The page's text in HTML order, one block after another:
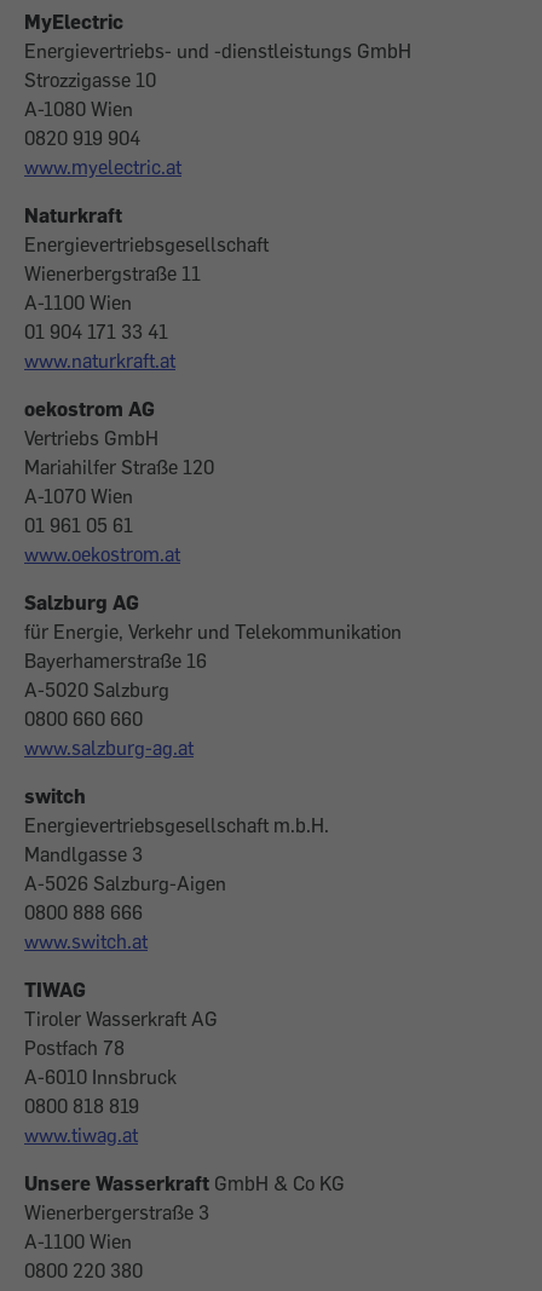
MyElectric
Energievertriebs- und -dienstleistungs GmbH
Strozzigasse 10
A-1080 Wien
0820 919 904
www.myelectric.at
Naturkraft
Energievertriebsgesellschaft
Wienerbergstraße 11
A-1100 Wien
01 904 171 33 41
www.naturkraft.at
oekostrom AG
Vertriebs GmbH
Mariahilfer Straße 120
A-1070 Wien
01 961 05 61
www.oekostrom.at
Salzburg AG
für Energie, Verkehr und Telekommunikation
Bayerhamerstraße 16
A-5020 Salzburg
0800 660 660
www.salzburg-ag.at
switch
Energievertriebsgesellschaft m.b.H.
Mandlgasse 3
A-5026 Salzburg-Aigen
0800 888 666
www.switch.at
TIWAG
Tiroler Wasserkraft AG
Postfach 78
A-6010 Innsbruck
0800 818 819
www.tiwag.at
Unsere Wasserkraft GmbH & Co KG
Wienerbergerstraße 3
A-1100 Wien
0800 220 380